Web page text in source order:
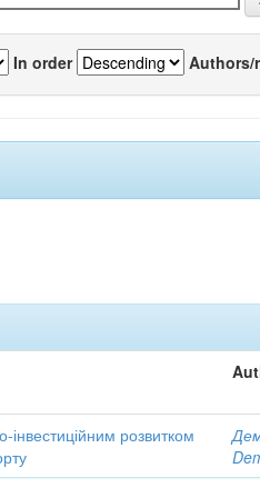
In order Authors/
інвестиційним розвитком